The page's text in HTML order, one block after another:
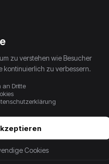
zu verstehen wie Besucher
kontinuierlich zu verbessern.
an Dritte
Cookies